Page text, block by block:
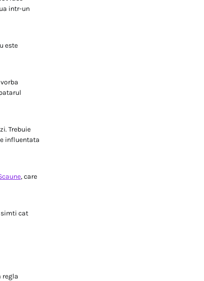
intr-un
este
Trebuie
influentata
, care
simti cat
regla